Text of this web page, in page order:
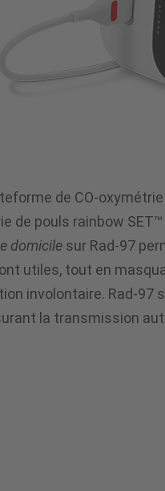
de CO-
de pouls rainbow
domicile sur Rad-97
utiles, tout en
involontaire. Rad-
la transmission